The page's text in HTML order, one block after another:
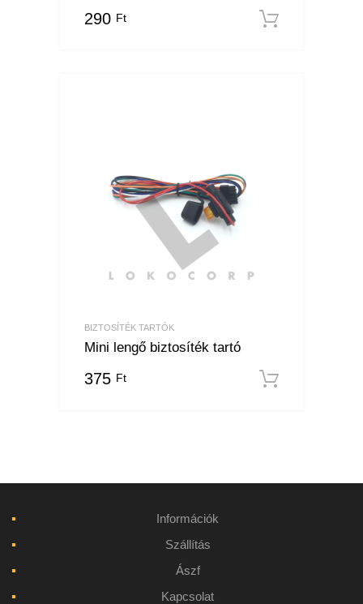
290 Ft
BIZTOSÍTÉK TARTÓK
Mini lengő biztosíték tartó
375 Ft
Információk
Szállítás
Ászf
Kapcsolat